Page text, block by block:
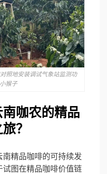
照地安装调试气象站监测功
猴子
咖农的精品
？
精品咖啡的可持续发
图在精品咖啡价值链